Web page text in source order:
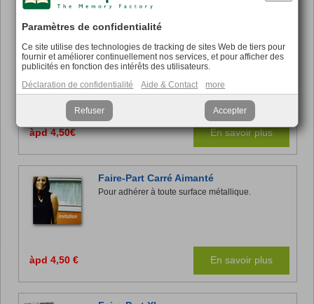
àpd 4,50 € En savoir plus
Faire-Part Panoramique Aimanté
Pour adhérer à toute surface métallique.
àpd 4,50€ En savoir plus
Faire-Part Carré Aimanté
Pour adhérer à toute surface métallique.
àpd 4,50 € En savoir plus
Paramètres de confidentialité
Ce site utilise des technologies de tracking de sites Web de tiers pour
fournir et améliorer continuellement nos services, et pour afficher des
publicités en fonction des intérêts des utilisateurs.
Déclaration de confidentialité
Aide & Contact more
Refuser Accepter